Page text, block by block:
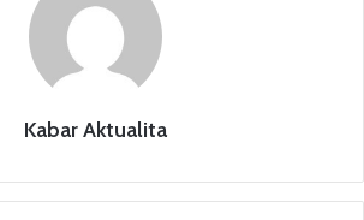
Kabar Aktualita